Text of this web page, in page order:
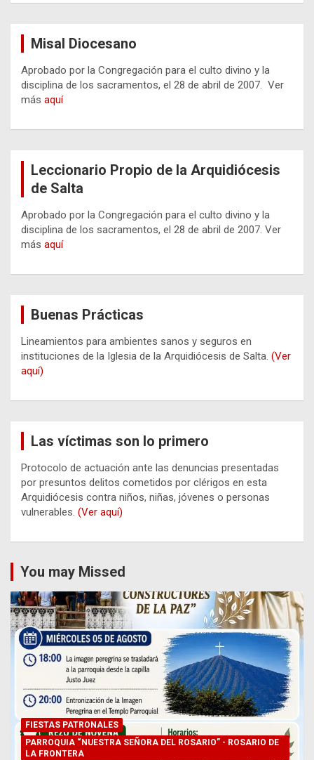
Misal Diocesano
Aprobado por la Congregación para el culto divino y la
disciplina de los sacramentos, el 28 de abril de 2007. Ver
más aquí
Leccionario Propio de la Arquidiócesis
de Salta
Aprobado por la Congregación para el culto divino y la
disciplina de los sacramentos, el 28 de abril de 2007. Ver
más aquí
Buenas Prácticas
Lineamientos para ambientes sanos y seguros en
instituciones de la Iglesia de la Arquidiócesis de Salta. (Ver
aquí)
Las víctimas son lo primero
Protocolo de actuación ante las denuncias presentadas
por presuntos delitos cometidos por clérigos en esta
Arquidiócesis contra niños, niñas, jóvenes o personas
vulnerables. (Ver aquí)
You may Missed
FIESTAS PATRONALES
PARROQUIA “NUESTRA SEÑORA DEL ROSARIO” - ROSARIO DE
LA FRONTERA